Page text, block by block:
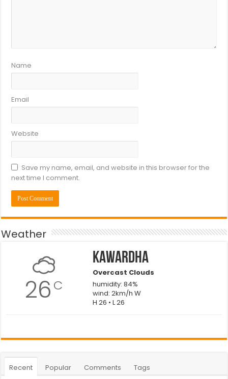
Name
Email
Website
Save my name, email, and website in this browser for the
next time I comment.
Weather
26 C
Kawardha
Overcast Clouds
humidity: 84%
wind: 2km/h W
H 26 • L 26
Recent Popular Comments Tags